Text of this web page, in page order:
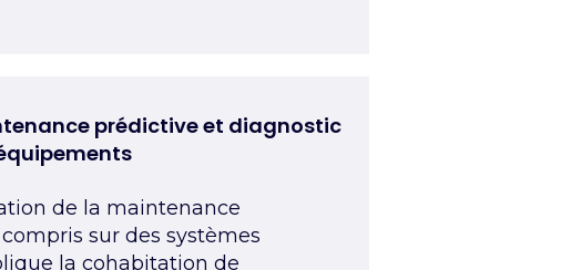
prédictive et diagnostic
de la maintenance
sur des systèmes
la cohabitation de